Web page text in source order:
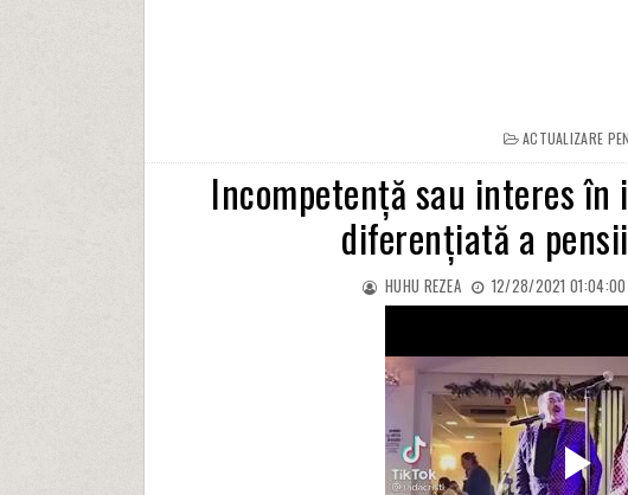
ACTUALIZARE
Incompetență sau interes
diferențiată a
HUHU REZEA 12/28/2021 01:04:00